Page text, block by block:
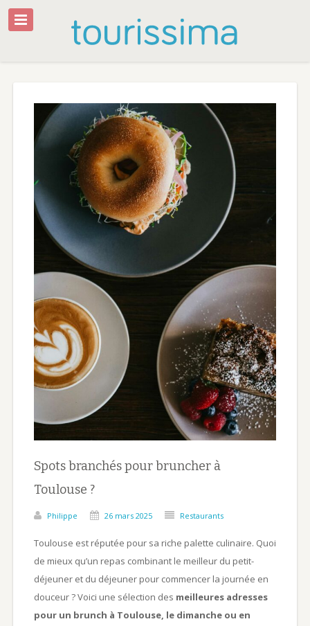
Spots branchés pour bruncher à
Toulouse ?
Philippe 26 mars 2025 Restaurants
Toulouse est réputée pour sa riche palette culinaire. Quoi
de mieux qu’un repas combinant le meilleur du petit-
déjeuner et du déjeuner pour commencer la journée en
douceur ? Voici une sélection des meilleures adresses
pour un brunch à Toulouse, le dimanche ou en